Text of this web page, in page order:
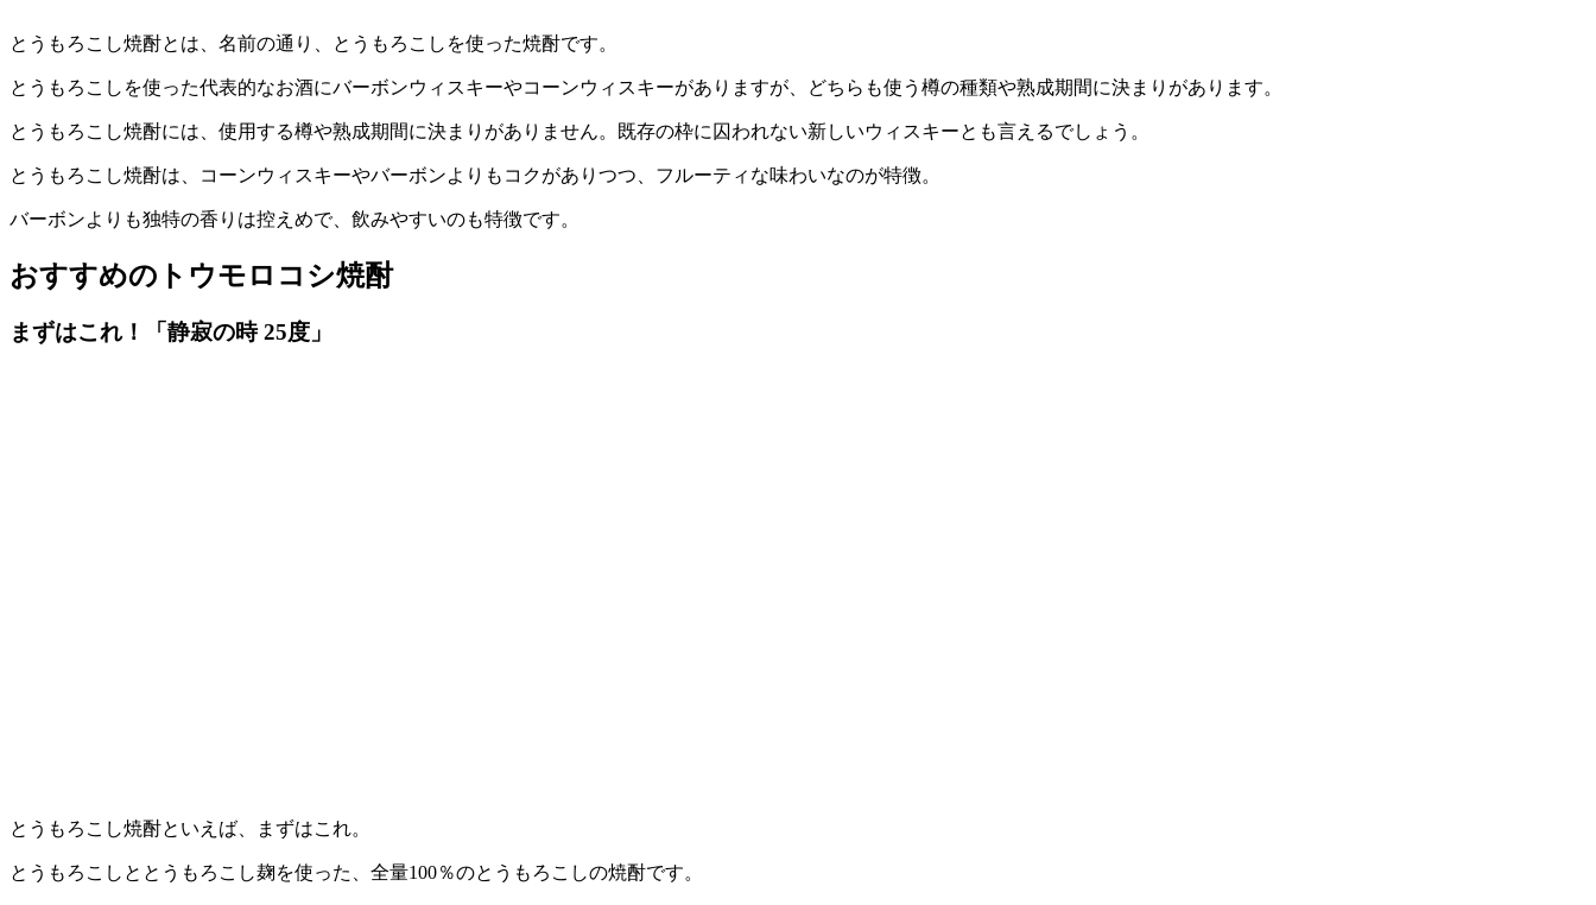
とうもろこし焼酎とは、名前の通り、とうもろこしを使った焼酎です。
とうもろこしを使った代表的なお酒にバーボンウィスキーやコーンウィスキーがありますが、どちらも使う樽の種類や熟成期間に決まりがあります。
とうもろこし焼酎には、使用する樽や熟成期間に決まりがありません。既存の枠に囚われない新しいウィスキーとも言えるでしょう。
とうもろこし焼酎は、コーンウィスキーやバーボンよりもコクがありつつ、フルーティな味わいなのが特徴。
バーボンよりも独特の香りは控えめで、飲みやすいのも特徴です。
おすすめのトウモロコシ焼酎
まずはこれ！「静寂の時 25度」
とうもろこし焼酎といえば、まずはこれ。
とうもろこしととうもろこし麹を使った、全量100％のとうもろこしの焼酎です。